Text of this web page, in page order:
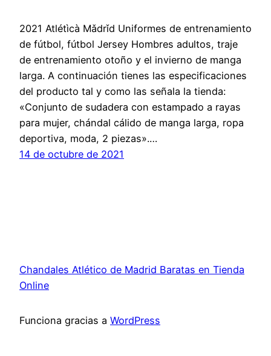
2021 Atlétìcà Mǎdrǐd Uniformes de entrenamiento
de fútbol, fútbol Jersey Hombres adultos, traje
de entrenamiento otoño y el invierno de manga
larga. A continuación tienes las especificaciones
del producto tal y como las señala la tienda:
«Conjunto de sudadera con estampado a rayas
para mujer, chándal cálido de manga larga, ropa
deportiva, moda, 2 piezas».…
14 de octubre de 2021
Chandales Atlético de Madrid Baratas en Tienda
Online
Funciona gracias a WordPress